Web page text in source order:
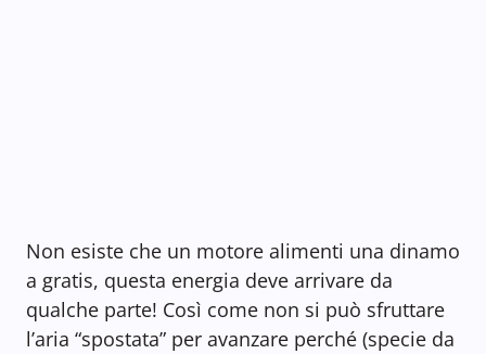
Non esiste che un motore alimenti una dinamo
a gratis, questa energia deve arrivare da
qualche parte! Così come non si può sfruttare
l’aria “spostata” per avanzare perché (specie da